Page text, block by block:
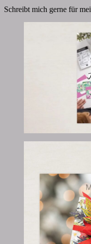
Schreibt mich gerne für